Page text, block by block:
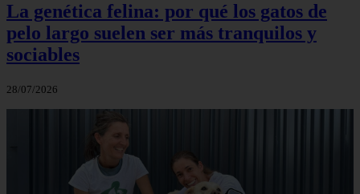
La genética felina: por qué los gatos de
pelo largo suelen ser más tranquilos y
sociables
28/07/2026